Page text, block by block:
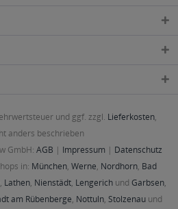
Berge, Utzberg
Hammerstedt, Hohlstedt, Kiliansroda,
Ballstädt, Brüheim, Bufleben, Ebenheim,
Schönstedt, Sundhausen,
und ggf. zzgl. Lieferkosten,
anders beschrieben
GmbH: AGB | Impressum | Datenschutz
in: München, Werne, Nordhorn, Bad
, Lathen, Nienstädt, Lengerichund Garbsen,
am Rübenberge, Nottuln, Stolzenau und